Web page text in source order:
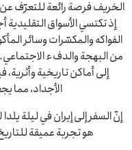
الخريف فرصة رائعة للتعرّف عن
إذ تكتسي الأسواق
الفواكه والمكسّرات وسائر
من البهجة والدفء
إلى أماكن تاريخية
الأجداد، مما
إنّ السفر إلى إيران في ليلة
هو تجربة عميقة